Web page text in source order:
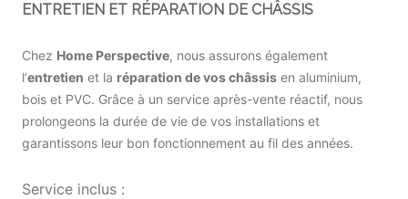
ENTRETIEN ET RÉPARATION DE CHÂSSIS
Chez Home Perspective, nous assurons également
l’entretien et la réparation de vos châssis en aluminium,
bois et PVC. Grâce à un service après-vente réactif, nous
prolongeons la durée de vie de vos installations et
garantissons leur bon fonctionnement au fil des années.
Service inclus :